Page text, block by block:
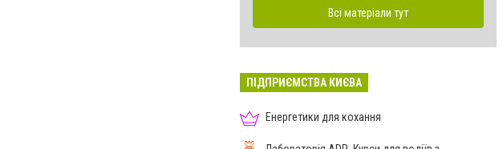
Всі матеріали тут
ПІДПРИЄМСТВА КИЄВА
Енергетики для кохання